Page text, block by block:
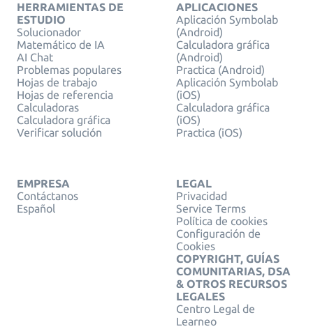
HERRAMIENTAS DE
ESTUDIO
Solucionador
Matemático de IA
AI Chat
Problemas populares
Hojas de trabajo
Hojas de referencia
Calculadoras
Calculadora gráfica
Verificar solución
APLICACIONES
Aplicación Symbolab
(Android)
Calculadora gráfica
(Android)
Practica (Android)
Aplicación Symbolab
(iOS)
Calculadora gráfica
(iOS)
Practica (iOS)
EMPRESA
Contáctanos
Español
LEGAL
Privacidad
Service Terms
Política de cookies
Configuración de
Cookies
COPYRIGHT, GUÍAS
COMUNITARIAS, DSA
& OTROS RECURSOS
LEGALES
Centro Legal de
Learneo